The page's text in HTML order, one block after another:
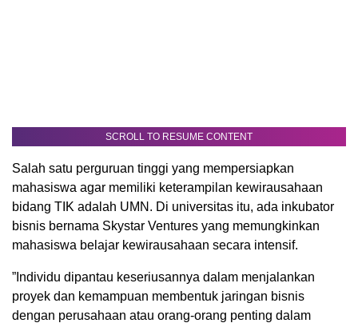
SCROLL TO RESUME CONTENT
Salah satu perguruan tinggi yang mempersiapkan
mahasiswa agar memiliki keterampilan kewirausahaan
bidang TIK adalah UMN. Di universitas itu, ada inkubator
bisnis bernama Skystar Ventures yang memungkinkan
mahasiswa belajar kewirausahaan secara intensif.
”Individu dipantau keseriusannya dalam menjalankan
proyek dan kemampuan membentuk jaringan bisnis
dengan perusahaan atau orang-orang penting dalam